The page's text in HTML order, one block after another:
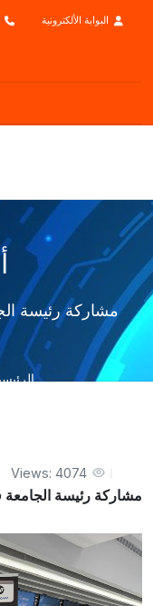
البوابة الألكترونية
مشاركة رئيسة
Views: 4074
مشاركة رئيسة الجامعة